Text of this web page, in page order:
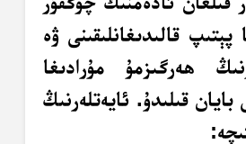
پېتىپ قالىدىغانلىقىنى ۋە
ھەرگىزمۇ مۇرادىغا
بايان قىلىدۇ. ئايەتلەرنىڭ